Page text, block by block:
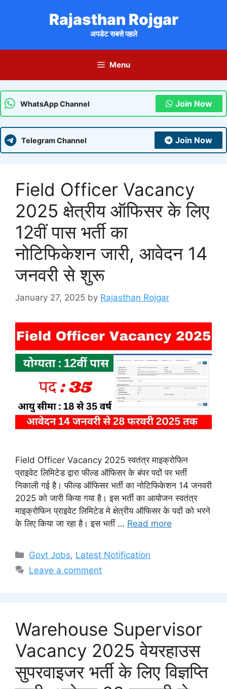
Rajasthan Rojgar
अपडेट सबसे पहले
Menu
WhatsApp Channel Join Now
Telegram Channel Join Now
Field Officer Vacancy
2025 क्षेत्रीय ऑफिसर के लिए
12वीं पास भर्ती का
नोटिफिकेशन जारी, आवेदन 14
जनवरी से शुरू
January 27, 2025 by Rajasthan Rojgar
Field Officer Vacancy 2025 स्वतंत्र माइक्रोफिन
प्राइवेट लिमिटेड द्वारा फील्ड ऑफिसर के बंपर पदों पर भर्ती
निकाली गई है। फील्ड ऑफिसर भर्ती का नोटिफिकेशन 14 जनवरी
2025 को जारी किया गया है। इस भर्ती का आयोजन स्वतंत्र
माइक्रोफिन प्राइवेट लिमिटेड मे क्षेत्रीय ऑफिसर के पदों को भरने
के लिए किया जा रहा है। इस भर्ती … Read more
Categories
Govt Jobs, Latest Notification
Leave a comment
Warehouse Supervisor
Vacancy 2025 वेयरहाउस
सुपरवाइजर भर्ती के लिए विज्ञप्ति